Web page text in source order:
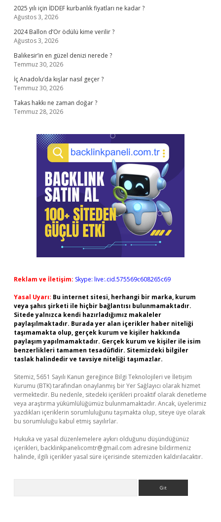
2025 yılı için İDDEF kurbanlık fiyatları ne kadar ?
Ağustos 3, 2026
2024 Ballon d’Or ödülü kime verilir ?
Ağustos 3, 2026
Balıkesir’in en güzel denizi nerede ?
Temmuz 30, 2026
İç Anadolu’da kışlar nasıl geçer ?
Temmuz 30, 2026
Takas hakkı ne zaman doğar ?
Temmuz 28, 2026
Reklam ve İletişim: Skype: live:.cid.575569c608265c69
Yasal Uyarı: Bu internet sitesi, herhangi bir marka, kurum
veya şahıs şirketi ile hiçbir bağlantısı bulunmamaktadır.
Sitede yalnızca kendi hazırladığımız makaleler
paylaşılmaktadır. Burada yer alan içerikler haber niteliği
taşımamakta olup, gerçek kurum ve kişiler hakkında
paylaşım yapılmamaktadır. Gerçek kurum ve kişiler ile isim
benzerlikleri tamamen tesadüfidir. Sitemizdeki bilgiler
taslak halindedir ve tavsiye niteliği taşımazlar.
Sitemiz, 5651 Sayılı Kanun gereğince Bilgi Teknolojileri ve İletişim
Kurumu (BTK) tarafından onaylanmış bir Yer Sağlayıcı olarak hizmet
vermektedir. Bu nedenle, sitedeki içerikleri proaktif olarak denetleme
veya araştırma yükümlülüğümüz bulunmamaktadır. Ancak, üyelerimiz
yazdıkları içeriklerin sorumluluğunu taşımakta olup, siteye üye olarak
bu sorumluluğu kabul etmiş sayılırlar.
Hukuka ve yasal düzenlemelere aykırı olduğunu düşündüğünüz
içerikleri, backlinkpanelicomtr@gmail.com adresine bildirmeniz
halinde, ilgili içerikler yasal süre içerisinde sitemizden kaldırılacaktır.